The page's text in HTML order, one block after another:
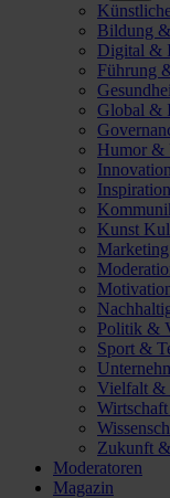
Bildung
Digital &
Führung
Global &
Humor &
Inspiration
Kunst
Politik &
Sport &
Vielfalt &
Zukunft
Moderatoren
Magazin